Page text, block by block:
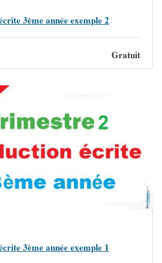
3ème année exemple 2
Gratuit
3ème année exemple 1